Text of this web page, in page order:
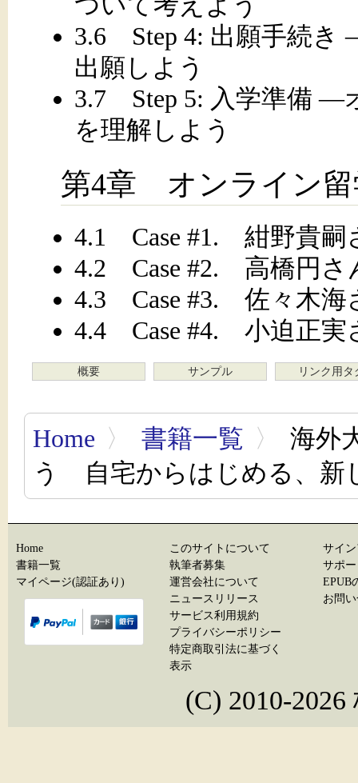
3.6 Step 4: 出願手続き
出願しよう
3.7 Step 5: 入学準備 ―
を理解しよう
第4章 オンライン留
4.1 Case #1. 紺野貴嗣
4.2 Case #2. 高橋円さ
4.3 Case #3. 佐々木海
4.4 Case #4. 小迫正実
概要 サンプル リンク用タ
Home 〉 書籍一覧 〉
海外
う 自宅からはじめる、新
Home
書籍一覧
マイページ(認証あり)
このサイトについて
執筆者募集
運営会社について
ニュースリリース
サービス利用規約
プライバシーポリシー
特定商取引法に基づく
表示
サイ
サポ
EPUB
お問
(C) 2010-